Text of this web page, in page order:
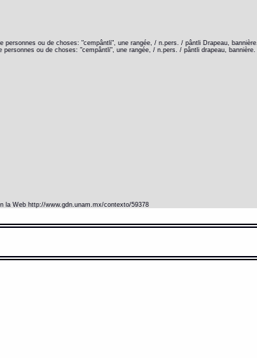
ou de choses: "cempântli", une rangée, / n.pers. / pântli Drapeau, bannière.
ou de choses: "cempântli", une rangée, / n.pers. / pântli drapeau, bannière.
la Web http://www.gdn.unam.mx/contexto/59378